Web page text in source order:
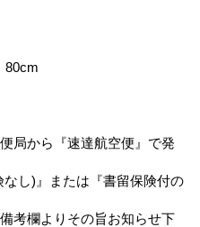
80cm
局から『速達航空便』で発
なし)』または『書留保険付の
考欄よりその旨お知らせ下